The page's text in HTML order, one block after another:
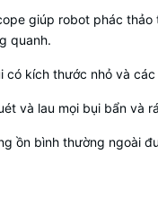
giúp robot phác
quanh.
có kích thước nhỏ và
và lau mọi bụi bẩn và
ồn bình thường ngoài